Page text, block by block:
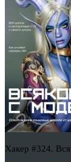
Хакер #324.